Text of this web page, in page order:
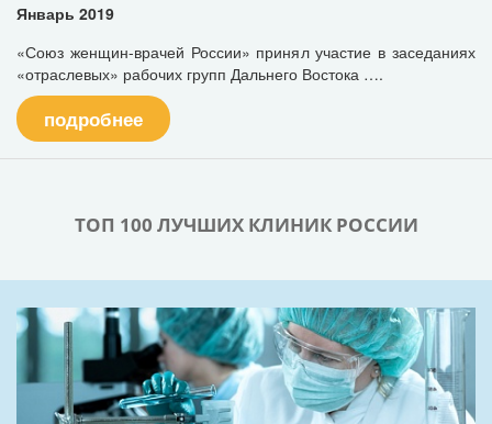
Январь 2019
«Союз женщин-врачей России» принял участие в заседаниях
«отраслевых» рабочих групп Дальнего Востока ….
подробнее
ТОП 100 ЛУЧШИХ КЛИНИК РОССИИ